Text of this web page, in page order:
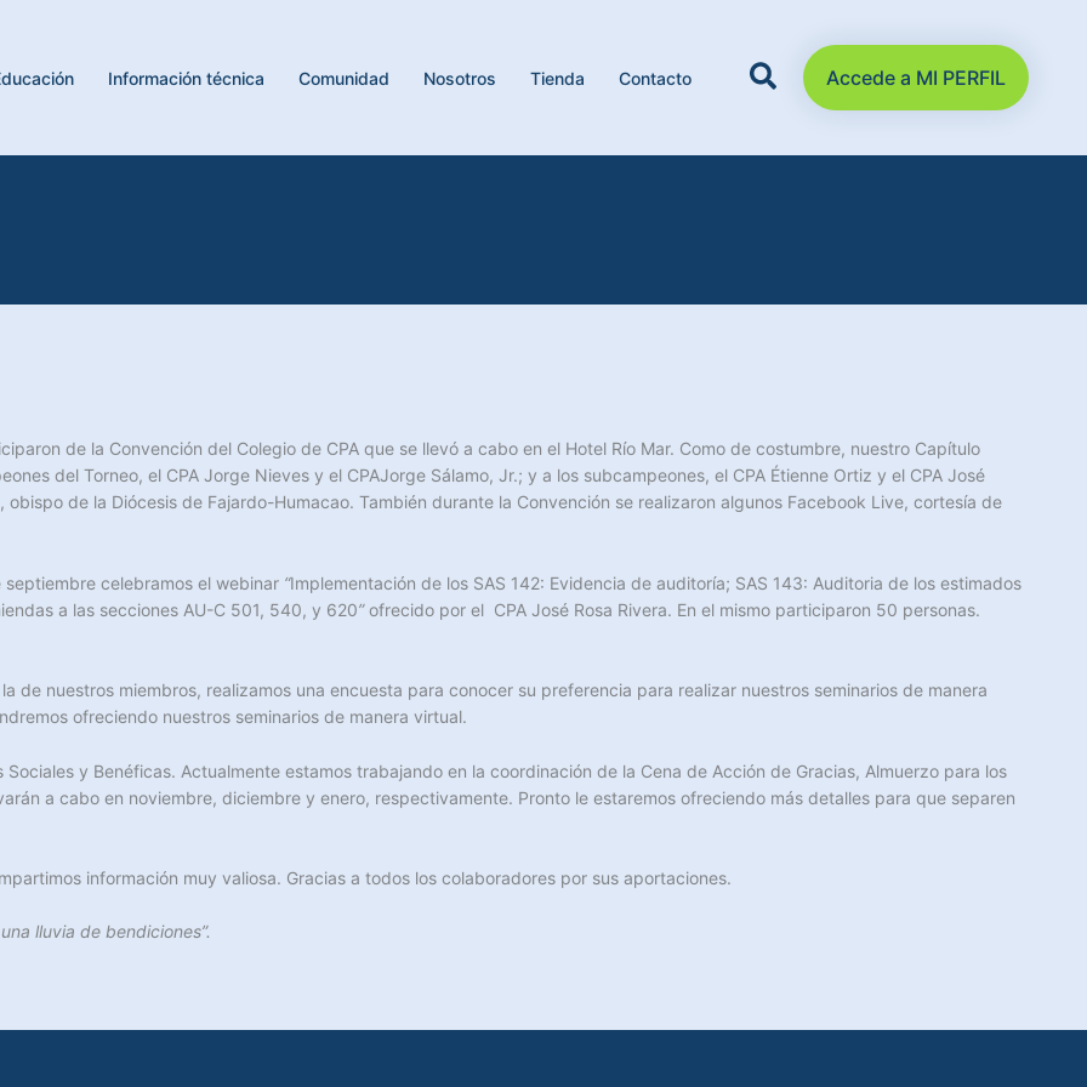
Información técnica Comunidad Nosotros Tienda Contacto Accede a MI PERFIL
de la Convención del Colegio de CPA que se llevó a cabo en el Hotel Río Mar. Como de costumbre, nuestro Capítulo
del Torneo, el CPA Jorge Nieves y el CPAJorge Sálamo, Jr.; y a los subcampeones, el CPA Étienne Ortiz y el CPA José
de la Diócesis de Fajardo-Humacao. También durante la Convención se realizaron algunos Facebook Live, cortesía de
celebramos el webinar “Implementación de los SAS 142: Evidencia de auditoría; SAS 143: Auditoria de los estimados
a las secciones AU-C 501, 540, y 620”ofrecido por el CPA José Rosa Rivera. En el mismo participaron 50 personas.
de nuestros miembros, realizamos una encuesta para conocer su preferencia para realizar nuestros seminarios de manera
ofreciendo nuestros seminarios de manera virtual.
y Benéficas. Actualmente estamos trabajando en la coordinación de la Cena de Acción de Gracias, Almuerzo para los
a cabo en noviembre, diciembre y enero, respectivamente. Pronto le estaremos ofreciendo más detalles para que separen
información muy valiosa. Gracias a todos los colaboradores por sus aportaciones.
lluvia de bendiciones”.